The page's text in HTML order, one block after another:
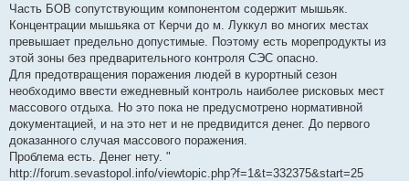
Часть БОВ сопутствующим компонентом содержит мышьяк.
Концентрации мышьяка от Керчи до м. Луккул во многих местах
превышает предельно допустимые. Поэтому есть морепродукты из
этой зоны без предварительного контроля СЭС опасно.
Для предотвращения поражения людей в курортный сезон
необходимо ввести ежедневный контроль наиболее рисковых мест
массового отдыха. Но это пока не предусмотрено нормативной
документацией, и на это нет и не предвидится денег. До первого
доказанного случая массового поражения.
Проблема есть. Денег нету. "
http://forum.sevastopol.info/viewtopic.php?f=1&t=332375&start=25